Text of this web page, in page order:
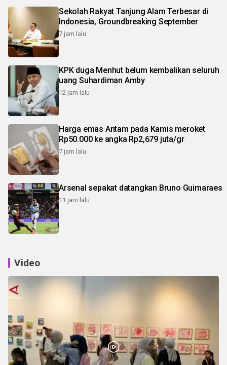
Sekolah Rakyat Tanjung Alam Terbesar di
Indonesia, Groundbreaking September
7 jam lalu
KPK duga Menhut belum kembalikan seluruh
uang Suhardiman Amby
12 jam lalu
Harga emas Antam pada Kamis meroket
Rp50.000 ke angka Rp2,679 juta/gr
7 jam lalu
Arsenal sepakat datangkan Bruno Guimaraes
11 jam lalu
Video